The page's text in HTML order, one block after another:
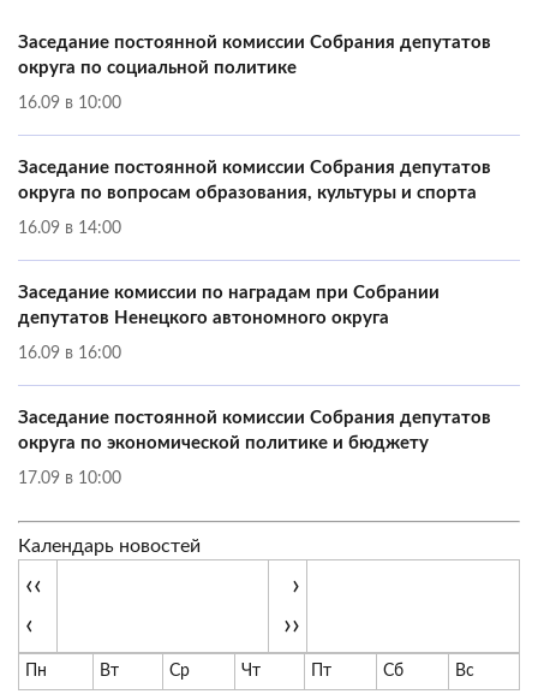
Заседание постоянной комиссии Собрания депутатов
округа по социальной политике
16.09 в 10:00
Заседание постоянной комиссии Собрания депутатов
округа по вопросам образования, культуры и спорта
16.09 в 14:00
Заседание комиссии по наградам при Собрании
депутатов Ненецкого автономного округа
16.09 в 16:00
Заседание постоянной комиссии Собрания депутатов
округа по экономической политике и бюджету
17.09 в 10:00
Календарь новостей
‹‹
‹
›
››
Пн Вт Ср Чт Пт Сб Вс